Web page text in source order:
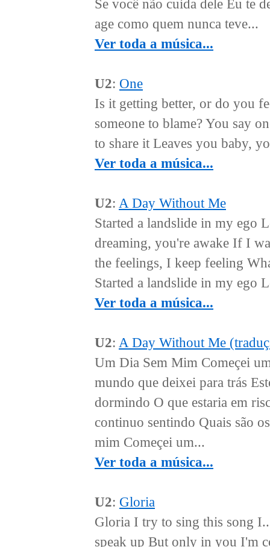
Se você não cuida dele Eu te
age como quem nunca teve...
Ver toda a música...
U2: One
Is it getting better, or do you
someone to blame? You say
to share it Leaves you baby,
Ver toda a música...
U2: A Day Without Me
Started a landslide in my ego
dreaming, you're awake If I
the feelings, I keep feeling
Started a landslide in my ego
Ver toda a música...
U2: A Day Without Me
Um Dia Sem Mim Começei
mundo que deixei para trás
dormindo O que estaria em
continuo sentindo Quais são
mim Começei um...
Ver toda a música...
U2: Gloria
Gloria I try to sing this song
speak up But only in you I'm